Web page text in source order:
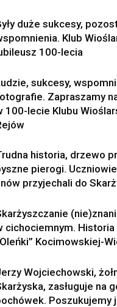
duże sukcesy,
Klub
100-lecia
sukcesy,
Zapraszamy
100-lecie Klubu
historia, drzewo
pierogi.
przyjechali do
cichociemnym.
Kocimowskiej-
Wojciechowski,
zasługuje na
Poszukujemy